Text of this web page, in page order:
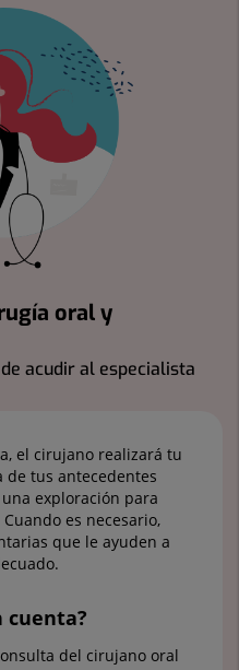
oral y
acudir al especialista
el cirujano realizará tu
tus antecedentes
exploración para
es necesario,
que le ayuden a
cuenta?
del cirujano oral